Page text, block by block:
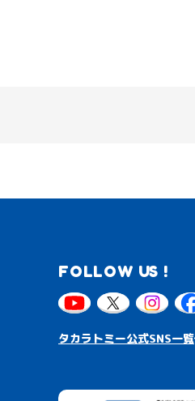
FOLLOW US !
タカラトミー公式SNS一覧